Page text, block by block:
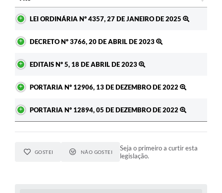
LEI ORDINÁRIA Nº 4357, 27 DE JANEIRO DE 2025
DECRETO Nº 3766, 20 DE ABRIL DE 2023
EDITAIS Nº 5, 18 DE ABRIL DE 2023
PORTARIA Nº 12906, 13 DE DEZEMBRO DE 2022
PORTARIA Nº 12894, 05 DE DEZEMBRO DE 2022
GOSTEI NÃO GOSTEI
Seja o primeiro a curtir esta
legislação.